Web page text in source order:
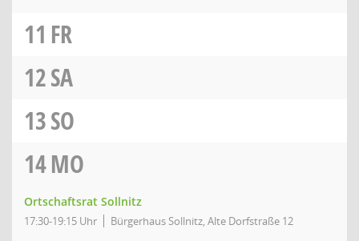
11 FR
12SA
13SO
14MO
Ortschaftsrat Sollnitz
17:30-19:15 Uhr Bürgerhaus Sollnitz, Alte Dorfstraße 12